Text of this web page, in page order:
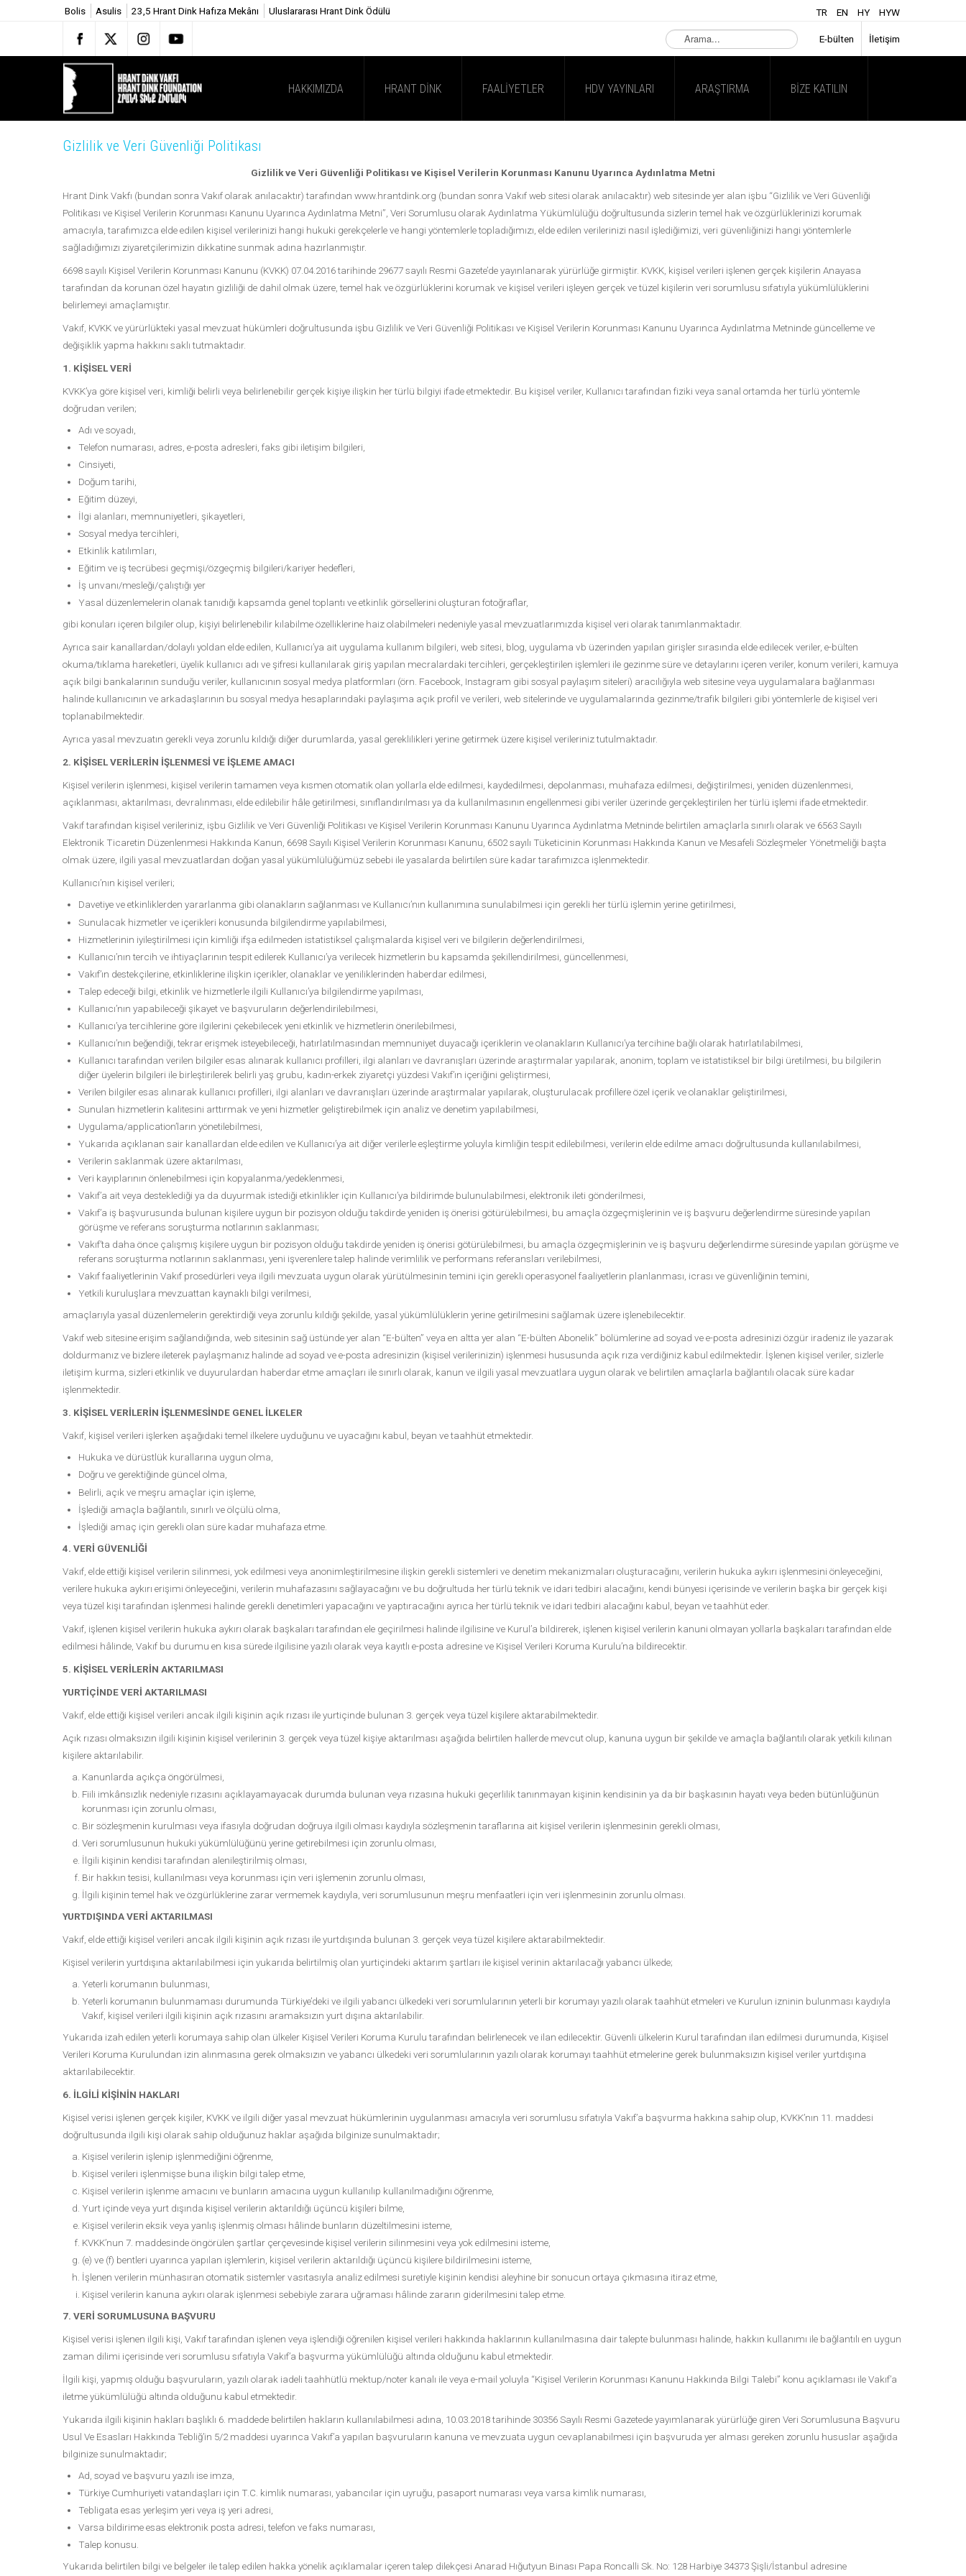
Bolis Asulis 23,5 Hrant Dink Hafıza Mekânı Uluslararası Hrant Dink Ödülü TR EN HY HYW
Arama...
E-bülten İletişim
HAKKIMIZDA HRANT DINK FAALIYETLER HDV YAYINLARI ARAŞTIRMA BIZE KATILIN
Gizlilik ve Veri Güvenliği Politikası
Gizlilik ve Veri Güvenliği Politikası ve Kişisel Verilerin Korunması Kanunu Uyarınca Aydınlatma Metni
Hrant Dink Vakfı (bundan sonra Vakıf olarak anılacaktır) tarafından www.hrantdink.org (bundan sonra Vakıf web sitesi olarak anılacaktır) web sitesinde yer alan işbu “Gizlilik ve Veri Güvenliği
Politikası ve Kişisel Verilerin Korunması Kanunu Uyarınca Aydınlatma Metni”, Veri Sorumlusu olarak Aydınlatma Yükümlülüğü doğrultusunda sizlerin temel hak ve özgürlüklerinizi korumak
amacıyla, tarafımızca elde edilen kişisel verilerinizi hangi hukuki gerekçelerle ve hangi yöntemlerle topladığımızı, elde edilen verilerinizi nasıl işlediğimizi, veri güvenliğinizi hangi yöntemlerle
sağladığımızı ziyaretçilerimizin dikkatine sunmak adına hazırlanmıştır.
6698 sayılı Kişisel Verilerin Korunması Kanunu (KVKK) 07.04.2016 tarihinde 29677 sayılı Resmi Gazete’de yayınlanarak yürürlüğe girmiştir. KVKK, kişisel verileri işlenen gerçek kişilerin Anayasa
tarafından da korunan özel hayatın gizliliği de dahil olmak üzere, temel hak ve özgürlüklerini korumak ve kişisel verileri işleyen gerçek ve tüzel kişilerin veri sorumlusu sıfatıyla yükümlülüklerini
belirlemeyi amaçlamıştır.
Vakıf, KVKK ve yürürlükteki yasal mevzuat hükümleri doğrultusunda işbu Gizlilik ve Veri Güvenliği Politikası ve Kişisel Verilerin Korunması Kanunu Uyarınca Aydınlatma Metninde güncelleme ve
değişiklik yapma hakkını saklı tutmaktadır.
1. KİŞİSEL VERİ
KVKK’ya göre kişisel veri, kimliği belirli veya belirlenebilir gerçek kişiye ilişkin her türlü bilgiyi ifade etmektedir. Bu kişisel veriler, Kullanıcı tarafından fiziki veya sanal ortamda her türlü yöntemle
doğrudan verilen;
Adı ve soyadı,
Telefon numarası, adres, e-posta adresleri, faks gibi iletişim bilgileri,
Cinsiyeti,
Doğum tarihi,
Eğitim düzeyi,
İlgi alanları, memnuniyetleri, şikayetleri,
Sosyal medya tercihleri,
Etkinlik katılımları,
Eğitim ve iş tecrübesi geçmişi/özgeçmiş bilgileri/kariyer hedefleri,
İş unvanı/mesleği/çalıştığı yer
Yasal düzenlemelerin olanak tanıdığı kapsamda genel toplantı ve etkinlik görsellerini oluşturan fotoğraflar,
gibi konuları içeren bilgiler olup, kişiyi belirlenebilir kılabilme özelliklerine haiz olabilmeleri nedeniyle yasal mevzuatlarımızda kişisel veri olarak tanımlanmaktadır.
Ayrıca sair kanallardan/dolaylı yoldan elde edilen, Kullanıcı’ya ait uygulama kullanım bilgileri, web sitesi, blog, uygulama vb üzerinden yapılan girişler sırasında elde edilecek veriler, e-bülten
okuma/tıklama hareketleri, üyelik kullanıcı adı ve şifresi kullanılarak giriş yapılan mecralardaki tercihleri, gerçekleştirilen işlemleri ile gezinme süre ve detaylarını içeren veriler, konum verileri, kamuya
açık bilgi bankalarının sunduğu veriler, kullanıcının sosyal medya platformları (örn. Facebook, Instagram gibi sosyal paylaşım siteleri) aracılığıyla web sitesine veya uygulamalara bağlanması
halinde kullanıcının ve arkadaşlarının bu sosyal medya hesaplarındaki paylaşıma açık profil ve verileri, web sitelerinde ve uygulamalarında gezinme/trafik bilgileri gibi yöntemlerle de kişisel veri
toplanabilmektedir.
Ayrıca yasal mevzuatın gerekli veya zorunlu kıldığı diğer durumlarda, yasal gereklilikleri yerine getirmek üzere kişisel verileriniz tutulmaktadır.
2. KİŞİSEL VERİLERİN İŞLENMESİ VE İŞLEME AMACI
Kişisel verilerin işlenmesi, kişisel verilerin tamamen veya kısmen otomatik olan yollarla elde edilmesi, kaydedilmesi, depolanması, muhafaza edilmesi, değiştirilmesi, yeniden düzenlenmesi,
açıklanması, aktarılması, devralınması, elde edilebilir hâle getirilmesi, sınıflandırılması ya da kullanılmasının engellenmesi gibi veriler üzerinde gerçekleştirilen her türlü işlemi ifade etmektedir.
Vakıf tarafından kişisel verileriniz, işbu Gizlilik ve Veri Güvenliği Politikası ve Kişisel Verilerin Korunması Kanunu Uyarınca Aydınlatma Metninde belirtilen amaçlarla sınırlı olarak ve 6563 Sayılı
Elektronik Ticaretin Düzenlenmesi Hakkında Kanun, 6698 Sayılı Kişisel Verilerin Korunması Kanunu, 6502 sayılı Tüketicinin Korunması Hakkında Kanun ve Mesafeli Sözleşmeler Yönetmeliği başta
olmak üzere, ilgili yasal mevzuatlardan doğan yasal yükümlülüğümüz sebebi ile yasalarda belirtilen süre kadar tarafımızca işlenmektedir.
Kullanıcı’nın kişisel verileri;
Davetiye ve etkinliklerden yararlanma gibi olanakların sağlanması ve Kullanıcı’nın kullanımına sunulabilmesi için gerekli her türlü işlemin yerine getirilmesi,
Sunulacak hizmetler ve içerikleri konusunda bilgilendirme yapılabilmesi,
Hizmetlerinin iyileştirilmesi için kimliği ifşa edilmeden istatistiksel çalışmalarda kişisel veri ve bilgilerin değerlendirilmesi,
Kullanıcı’nın tercih ve ihtiyaçlarının tespit edilerek Kullanıcı’ya verilecek hizmetlerin bu kapsamda şekillendirilmesi, güncellenmesi,
Vakıf’ın destekçilerine, etkinliklerine ilişkin içerikler, olanaklar ve yeniliklerinden haberdar edilmesi,
Talep edeceği bilgi, etkinlik ve hizmetlerle ilgili Kullanıcı’ya bilgilendirme yapılması,
Kullanıcı’nın yapabileceği şikayet ve başvuruların değerlendirilebilmesi,
Kullanıcı’ya tercihlerine göre ilgilerini çekebilecek yeni etkinlik ve hizmetlerin önerilebilmesi,
Kullanıcı’nın beğendiği, tekrar erişmek isteyebileceği, hatırlatılmasından memnuniyet duyacağı içeriklerin ve olanakların Kullanıcı’ya tercihine bağlı olarak hatırlatılabilmesi,
Kullanıcı tarafından verilen bilgiler esas alınarak kullanıcı profilleri, ilgi alanları ve davranışları üzerinde araştırmalar yapılarak, anonim, toplam ve istatistiksel bir bilgi üretilmesi, bu bilgilerin
diğer üyelerin bilgileri ile birleştirilerek belirli yaş grubu, kadın-erkek ziyaretçi yüzdesi Vakıf’ın içeriğini geliştirmesi,
Verilen bilgiler esas alınarak kullanıcı profilleri, ilgi alanları ve davranışları üzerinde araştırmalar yapılarak, oluşturulacak profillere özel içerik ve olanaklar geliştirilmesi,
Sunulan hizmetlerin kalitesini arttırmak ve yeni hizmetler geliştirebilmek için analiz ve denetim yapılabilmesi,
Uygulama/application’ların yönetilebilmesi,
Yukarıda açıklanan sair kanallardan elde edilen ve Kullanıcı’ya ait diğer verilerle eşleştirme yoluyla kimliğin tespit edilebilmesi, verilerin elde edilme amacı doğrultusunda kullanılabilmesi,
Verilerin saklanmak üzere aktarılması,
Veri kayıplarının önlenebilmesi için kopyalanma/yedeklenmesi,
Vakıf’a ait veya desteklediği ya da duyurmak istediği etkinlikler için Kullanıcı’ya bildirimde bulunulabilmesi, elektronik ileti gönderilmesi,
Vakıf’a iş başvurusunda bulunan kişilere uygun bir pozisyon olduğu takdirde yeniden iş önerisi götürülebilmesi, bu amaçla özgeçmişlerinin ve iş başvuru değerlendirme süresinde yapılan
görüşme ve referans soruşturma notlarının saklanması;
Vakıf’ta daha önce çalışmış kişilere uygun bir pozisyon olduğu takdirde yeniden iş önerisi götürülebilmesi, bu amaçla özgeçmişlerinin ve iş başvuru değerlendirme süresinde yapılan görüşme ve
referans soruşturma notlarının saklanması, yeni işverenlere talep halinde verimlilik ve performans referansları verilebilmesi,
Vakıf faaliyetlerinin Vakıf prosedürleri veya ilgili mevzuata uygun olarak yürütülmesinin temini için gerekli operasyonel faaliyetlerin planlanması, icrası ve güvenliğinin temini,
Yetkili kuruluşlara mevzuattan kaynaklı bilgi verilmesi,
amaçlarıyla yasal düzenlemelerin gerektirdiği veya zorunlu kıldığı şekilde, yasal yükümlülüklerin yerine getirilmesini sağlamak üzere işlenebilecektir.
Vakıf web sitesine erişim sağlandığında, web sitesinin sağ üstünde yer alan “E-bülten” veya en altta yer alan “E-bülten Abonelik” bölümlerine ad soyad ve e-posta adresinizi özgür iradeniz ile yazarak
doldurmanız ve bizlere ileterek paylaşmanız halinde ad soyad ve e-posta adresinizin (kişisel verilerinizin) işlenmesi hususunda açık rıza verdiğiniz kabul edilmektedir. İşlenen kişisel veriler, sizlerle
iletişim kurma, sizleri etkinlik ve duyurulardan haberdar etme amaçları ile sınırlı olarak, kanun ve ilgili yasal mevzuatlara uygun olarak ve belirtilen amaçlarla bağlantılı olacak süre kadar
işlenmektedir.
3. KİŞİSEL VERİLERİN İŞLENMESİNDE GENEL İLKELER
Vakıf, kişisel verileri işlerken aşağıdaki temel ilkelere uyduğunu ve uyacağını kabul, beyan ve taahhüt etmektedir.
Hukuka ve dürüstlük kurallarına uygun olma,
Doğru ve gerektiğinde güncel olma,
Belirli, açık ve meşru amaçlar için işleme,
İşlediği amaçla bağlantılı, sınırlı ve ölçülü olma,
İşlediği amaç için gerekli olan süre kadar muhafaza etme.
4. VERİ GÜVENLİĞİ
Vakıf, elde ettiği kişisel verilerin silinmesi, yok edilmesi veya anonimleştirilmesine ilişkin gerekli sistemleri ve denetim mekanizmaları oluşturacağını, verilerin hukuka aykırı işlenmesini önleyeceğini,
verilere hukuka aykırı erişimi önleyeceğini, verilerin muhafazasını sağlayacağını ve bu doğrultuda her türlü teknik ve idari tedbiri alacağını, kendi bünyesi içerisinde ve verilerin başka bir gerçek kişi
veya tüzel kişi tarafından işlenmesi halinde gerekli denetimleri yapacağını ve yaptıracağını ayrıca her türlü teknik ve idari tedbiri alacağını kabul, beyan ve taahhüt eder.
Vakıf, işlenen kişisel verilerin hukuka aykırı olarak başkaları tarafından ele geçirilmesi halinde ilgilisine ve Kurul’a bildirerek, işlenen kişisel verilerin kanuni olmayan yollarla başkaları tarafından elde
edilmesi hâlinde, Vakıf bu durumu en kısa sürede ilgilisine yazılı olarak veya kayıtlı e-posta adresine ve Kişisel Verileri Koruma Kurulu’na bildirecektir.
5. KİŞİSEL VERİLERİN AKTARILMASI
YURTİÇİNDE VERİ AKTARILMASI
Vakıf, elde ettiği kişisel verileri ancak ilgili kişinin açık rızası ile yurtiçinde bulunan 3. gerçek veya tüzel kişilere aktarabilmektedir.
Açık rızası olmaksızın ilgili kişinin kişisel verilerinin 3. gerçek veya tüzel kişiye aktarılması aşağıda belirtilen hallerde mevcut olup, kanuna uygun bir şekilde ve amaçla bağlantılı olarak yetkili kılınan
kişilere aktarılabilir.
Kanunlarda açıkça öngörülmesi,
Fiili imkânsızlık nedeniyle rızasını açıklayamayacak durumda bulunan veya rızasına hukuki geçerlilik tanınmayan kişinin kendisinin ya da bir başkasının hayatı veya beden bütünlüğünün
korunması için zorunlu olması,
Bir sözleşmenin kurulması veya ifasıyla doğrudan doğruya ilgili olması kaydıyla sözleşmenin taraflarına ait kişisel verilerin işlenmesinin gerekli olması,
Veri sorumlusunun hukuki yükümlülüğünü yerine getirebilmesi için zorunlu olması,
İlgili kişinin kendisi tarafından alenileştirilmiş olması,
Bir hakkın tesisi, kullanılması veya korunması için veri işlemenin zorunlu olması,
İlgili kişinin temel hak ve özgürlüklerine zarar vermemek kaydıyla, veri sorumlusunun meşru menfaatleri için veri işlenmesinin zorunlu olması.
YURTDIŞINDA VERİ AKTARILMASI
Vakıf, elde ettiği kişisel verileri ancak ilgili kişinin açık rızası ile yurtdışında bulunan 3. gerçek veya tüzel kişilere aktarabilmektedir.
Kişisel verilerin yurtdışına aktarılabilmesi için yukarıda belirtilmiş olan yurtiçindeki aktarım şartları ile kişisel verinin aktarılacağı yabancı ülkede;
Yeterli korumanın bulunması,
Yeterli korumanın bulunmaması durumunda Türkiye’deki ve ilgili yabancı ülkedeki veri sorumlularının yeterli bir korumayı yazılı olarak taahhüt etmeleri ve Kurulun izninin bulunması kaydıyla
Vakıf, kişisel verileri ilgili kişinin açık rızasını aramaksızın yurt dışına aktarılabilir.
Yukarıda izah edilen yeterli korumaya sahip olan ülkeler Kişisel Verileri Koruma Kurulu tarafından belirlenecek ve ilan edilecektir. Güvenli ülkelerin Kurul tarafından ilan edilmesi durumunda, Kişisel
Verileri Koruma Kurulundan izin alınmasına gerek olmaksızın ve yabancı ülkedeki veri sorumlularının yazılı olarak korumayı taahhüt etmelerine gerek bulunmaksızın kişisel veriler yurtdışına
aktarılabilecektir.
6. İLGİLİ KİŞİNİN HAKLARI
Kişisel verisi işlenen gerçek kişiler, KVKK ve ilgili diğer yasal mevzuat hükümlerinin uygulanması amacıyla veri sorumlusu sıfatıyla Vakıf’a başvurma hakkına sahip olup, KVKK’nın 11. maddesi
doğrultusunda ilgili kişi olarak sahip olduğunuz haklar aşağıda bilginize sunulmaktadır;
Kişisel verilerin işlenip işlenmediğini öğrenme,
Kişisel verileri işlenmişse buna ilişkin bilgi talep etme,
Kişisel verilerin işlenme amacını ve bunların amacına uygun kullanılıp kullanılmadığını öğrenme,
Yurt içinde veya yurt dışında kişisel verilerin aktarıldığı üçüncü kişileri bilme,
Kişisel verilerin eksik veya yanlış işlenmiş olması hâlinde bunların düzeltilmesini isteme,
KVKK’nun 7. maddesinde öngörülen şartlar çerçevesinde kişisel verilerin silinmesini veya yok edilmesini isteme,
(e) ve (f) bentleri uyarınca yapılan işlemlerin, kişisel verilerin aktarıldığı üçüncü kişilere bildirilmesini isteme,
İşlenen verilerin münhasıran otomatik sistemler vasıtasıyla analiz edilmesi suretiyle kişinin kendisi aleyhine bir sonucun ortaya çıkmasına itiraz etme,
Kişisel verilerin kanuna aykırı olarak işlenmesi sebebiyle zarara uğraması hâlinde zararın giderilmesini talep etme.
7. VERİ SORUMLUSUNA BAŞVURU
Kişisel verisi işlenen ilgili kişi, Vakıf tarafından işlenen veya işlendiği öğrenilen kişisel verileri hakkında haklarının kullanılmasına dair talepte bulunması halinde, hakkın kullanımı ile bağlantılı en uygun
zaman dilimi içerisinde veri sorumlusu sıfatıyla Vakıf’a başvurma yükümlülüğü altında olduğunu kabul etmektedir.
İlgili kişi, yapmış olduğu başvuruların, yazılı olarak iadeli taahhütlü mektup/noter kanalı ile veya e-mail yoluyla “Kişisel Verilerin Korunması Kanunu Hakkında Bilgi Talebi” konu açıklaması ile Vakıf’a
iletme yükümlülüğü altında olduğunu kabul etmektedir.
Yukarıda ilgili kişinin hakları başlıklı 6. maddede belirtilen hakların kullanılabilmesi adına, 10.03.2018 tarihinde 30356 Sayılı Resmi Gazetede yayımlanarak yürürlüğe giren Veri Sorumlusuna Başvuru
Usul Ve Esasları Hakkında Tebliğ’in 5/2 maddesi uyarınca Vakıf’a yapılan başvuruların kanuna ve mevzuata uygun cevaplanabilmesi için başvuruda yer alması gereken zorunlu hususlar aşağıda
bilginize sunulmaktadır;
Ad, soyad ve başvuru yazılı ise imza,
Türkiye Cumhuriyeti vatandaşları için T.C. kimlik numarası, yabancılar için uyruğu, pasaport numarası veya varsa kimlik numarası,
Tebligata esas yerleşim yeri veya iş yeri adresi,
Varsa bildirime esas elektronik posta adresi, telefon ve faks numarası,
Talep konusu.
Yukarıda belirtilen bilgi ve belgeler ile talep edilen hakka yönelik açıklamalar içeren talep dilekçesi Anarad Hığutyun Binası Papa Roncalli Sk. No: 128 Harbiye 34373 Şişli/İstanbul adresine